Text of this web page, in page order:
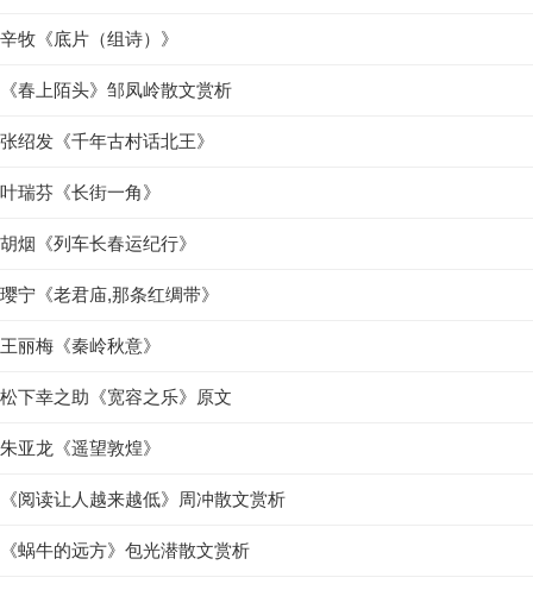
辛牧《底片（组诗）》
《春上陌头》邹凤岭散文赏析
张绍发《千年古村话北王》
叶瑞芬《长街一角》
胡烟《列车长春运纪行》
璎宁《老君庙,那条红绸带》
王丽梅《秦岭秋意》
松下幸之助《宽容之乐》原文
朱亚龙《遥望敦煌》
《阅读让人越来越低》周冲散文赏析
《蜗牛的远方》包光潜散文赏析